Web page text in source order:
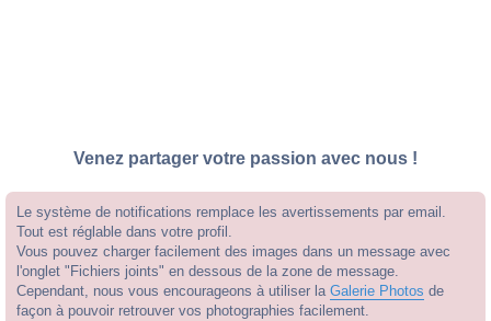
Venez partager votre passion avec nous !
Le système de notifications remplace les avertissements par email.
Tout est réglable dans votre profil.
Vous pouvez charger facilement des images dans un message avec
l'onglet "Fichiers joints" en dessous de la zone de message.
Cependant, nous vous encourageons à utiliser la Galerie Photos de
façon à pouvoir retrouver vos photographies facilement.